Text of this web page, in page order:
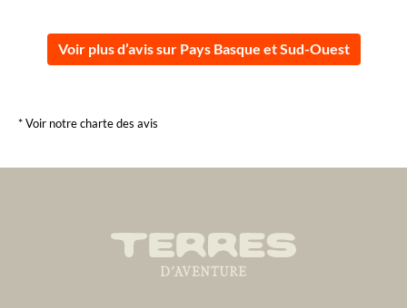
Voir plus d’avis sur Pays Basque et Sud-Ouest
* Voir notre charte des avis